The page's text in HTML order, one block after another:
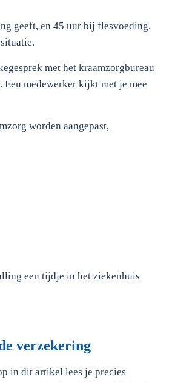
geeft, en 45 uur bij flesvoeding.
met het kraamzorgbureau
medewerker kijkt met je mee
worden aangepast,
een tijdje in het ziekenhuis
verzekering
in dit artikel lees je precies